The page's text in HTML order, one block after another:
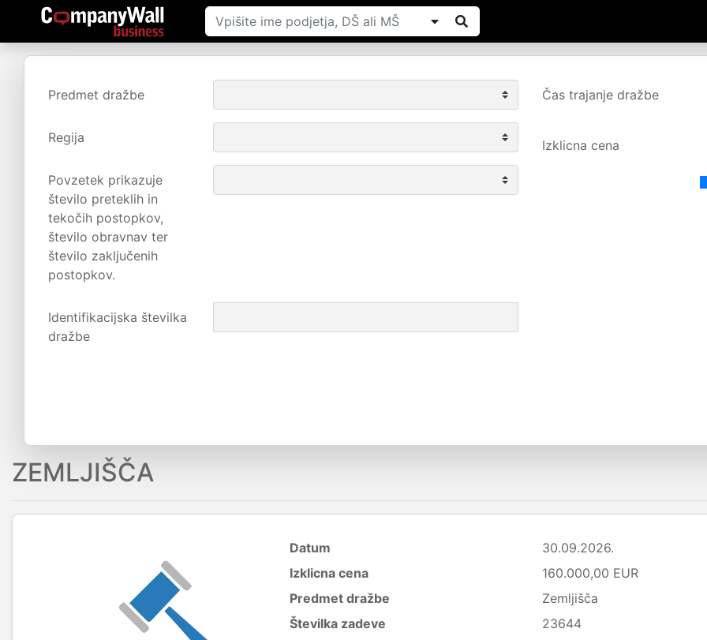
Predmet dražbe
Regija
Povzetek prikazuje
število preteklih in
tekočih postopkov,
število obravnav ter
število zaključenih
postopkov.
Identifikacijska številka
dražbe
Čas trajanje dražbe
Izklicna cena
ZEMLJIŠČA
Datum
30.09.2026.
Izklicna cena
160.000,00 EUR
Predmet dražbe
Zemljišča
Številka zadeve
23644